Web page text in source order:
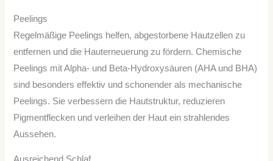
Peelings
Regelmäßige Peelings helfen, abgestorbene Hautzellen zu
entfernen und die Hauterneuerung zu fördern. Chemische
Peelings mit Alpha- und Beta-Hydroxysäuren (AHA und BHA)
sind besonders effektiv und schonender als mechanische
Peelings. Sie verbessern die Hautstruktur, reduzieren
Pigmentflecken und verleihen der Haut ein strahlendes
Aussehen.